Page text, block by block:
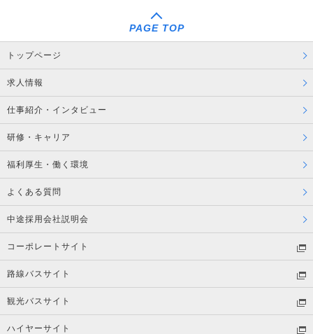
PAGE TOP
トップページ
求人情報
仕事紹介・インタビュー
研修・キャリア
福利厚生・働く環境
よくある質問
中途採用会社説明会
コーポレートサイト
路線バスサイト
観光バスサイト
ハイヤーサイト